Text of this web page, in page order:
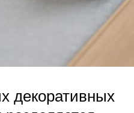
декоративных